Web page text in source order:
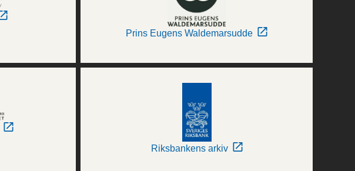
Prins Eugens Waldemarsudde
Riksbankens arkiv